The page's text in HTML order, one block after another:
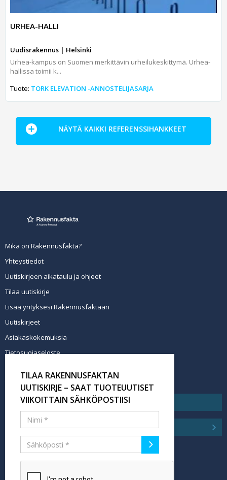
URHEA-HALLI
Uudisrakennus | Helsinki
Urhea-kampus on Suomen merkittävin urheilukeskittymä. Urhea-
hallissa toimii k...
Tuote: TORK ELEVATION -ANNOSTELIJASARJA
NÄYTÄ KAIKKI REFERENSSIHANKKEET
Mikä on Rakennusfakta?
Yhteystiedot
Uutiskirjeen aikataulu ja ohjeet
Tilaa uutiskirje
Lisää yrityksesi Rakennusfaktaan
Uutiskirjeet
Asiakaskokemuksia
Tietosuojaseloste
Tilaa uutiskirje
TILAA RAKENNUSFAKTAN
UUTISKIRJE – SAAT TUOTEUUTISET
VIIKOITTAIN SÄHKÖPOSTIISI